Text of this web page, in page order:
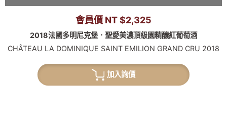
會員價 NT $2,325
2018法國多明尼克堡．聖愛美濃頂級園精釀紅葡萄酒
CHÂTEAU LA DOMINIQUE SAINT EMILION GRAND CRU 2018
加入詢價